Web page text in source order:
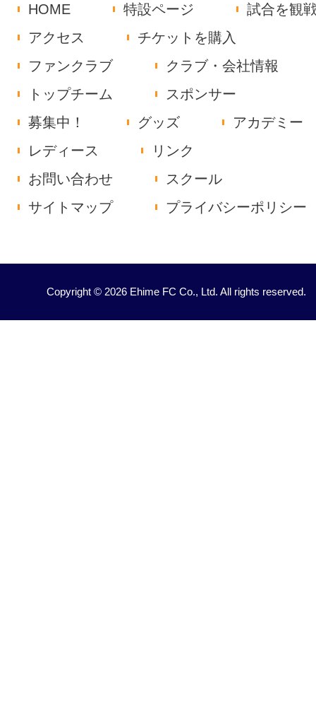
HOME 特設ページ
試合を観
アクセス
チケットを購入
ファンクラブ
クラブ・会社情報
トップチーム
スポンサー
募集中！
グッズ
アカデミー
レディース
リンク
お問い合わせ
スクール
サイトマップ
プライバシーポリシー
Copyright © 2026 Ehime FC Co., Ltd. All rights reserved.